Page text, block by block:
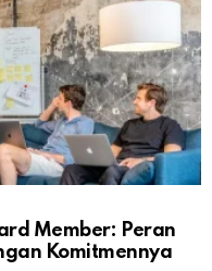
Member: Peran
Komitmennya